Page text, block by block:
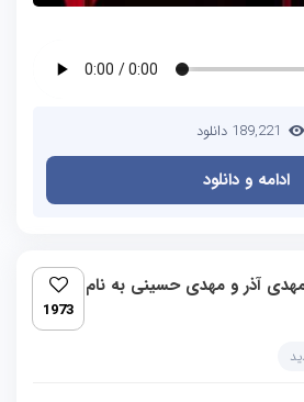
189,221 دانلود
ادامه و دانلود
آذر و مهدی حسینی به نام
1973